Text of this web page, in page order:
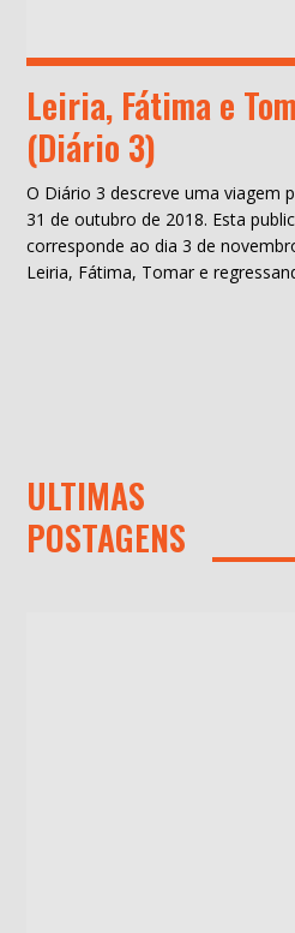
Leiria, Fátima e
(Diário 3)
O Diário 3 descreve uma viagem
31 de outubro de 2018. Esta
corresponde ao dia 3 de
Leiria, Fátima, Tomar e
ULTIMAS
POSTAGENS